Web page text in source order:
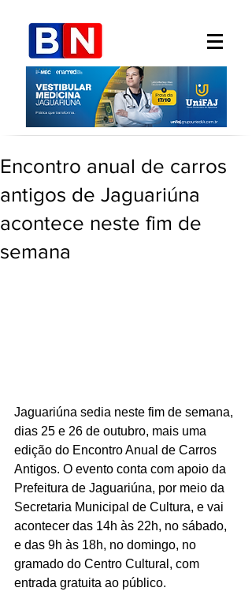
Encontro anual de carros
antigos de Jaguariúna
acontece neste fim de
semana
Jaguariúna sedia neste fim de semana,
dias 25 e 26 de outubro, mais uma
edição do Encontro Anual de Carros
Antigos. O evento conta com apoio da
Prefeitura de Jaguariúna, por meio da
Secretaria Municipal de Cultura, e vai
acontecer das 14h às 22h, no sábado,
e das 9h às 18h, no domingo, no
gramado do Centro Cultural, com
entrada gratuita ao público.